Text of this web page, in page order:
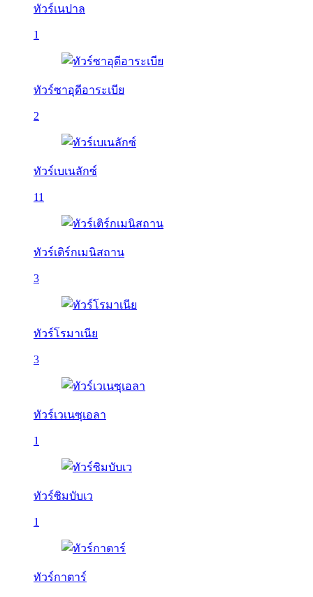
ทัวร์เนปาล
1
ทัวร์ซาอุดีอาระเบีย
2
ทัวร์เบเนลักซ์
11
ทัวร์เติร์กเมนิสถาน
3
ทัวร์โรมาเนีย
3
ทัวร์เวเนซุเอลา
1
ทัวร์ซิมบับเว
1
ทัวร์กาตาร์